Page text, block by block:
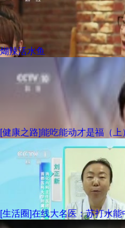
煳辣活水鱼
[健康之路]能吃能动才是福（
[生活圈]在线大名医：苏打水能